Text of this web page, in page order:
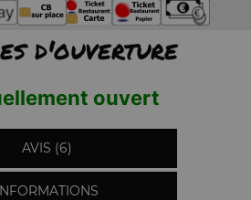
d'ouverture
ouvert
AVIS (6)